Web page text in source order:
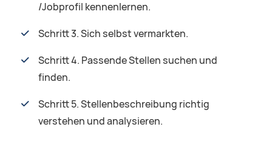
/Jobprofil kennenlernen.
Schritt 3. Sich selbst vermarkten.
Schritt 4. Passende Stellen suchen und
finden.
Schritt 5. Stellenbeschreibung richtig
verstehen und analysieren.